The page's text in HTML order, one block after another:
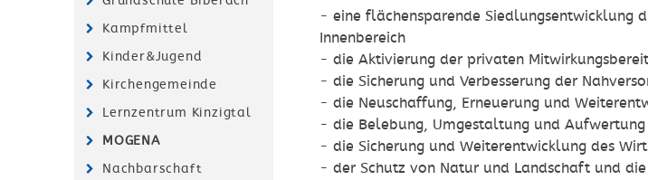
Kampfmittel
Kinder&Jugend
Kirchengemeinde
Lernzentrum Kinzigtal
MOGENA
Nachbarschaft
- eine flächensparende Siedlungsentwicklung
Innenbereich
- die Aktivierung der privaten
- die Sicherung und Verbesserung der
- die Neuschaffung, Erneuerung und
- die Belebung, Umgestaltung und
- die Sicherung und Weiterentwicklung des
- der Schutz von Natur und Landschaft und